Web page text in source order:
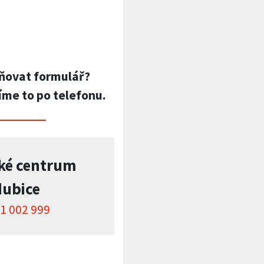
formulář?
to po telefonu.
centrum
002 999